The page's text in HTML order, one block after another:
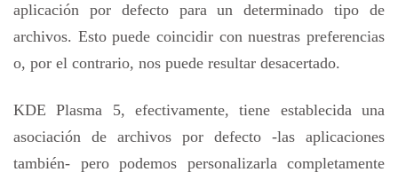
aplicación por defecto para un determinado tipo de
archivos. Esto puede coincidir con nuestras preferencias
o, por el contrario, nos puede resultar desacertado.
KDE Plasma 5, efectivamente, tiene establecida una
asociación de archivos por defecto -las aplicaciones
también- pero podemos personalizarla completamente